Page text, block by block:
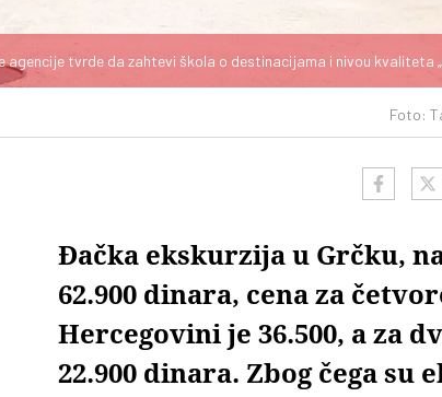
Foto:
agencije tvrde da zahtevi škola o destinacijama i nivou kvaliteta
Đačka ekskurzija u Grčku,
62.900 dinara, cena za
Hercegovini je 36.500, a za
22.900 dinara. Zbog čega